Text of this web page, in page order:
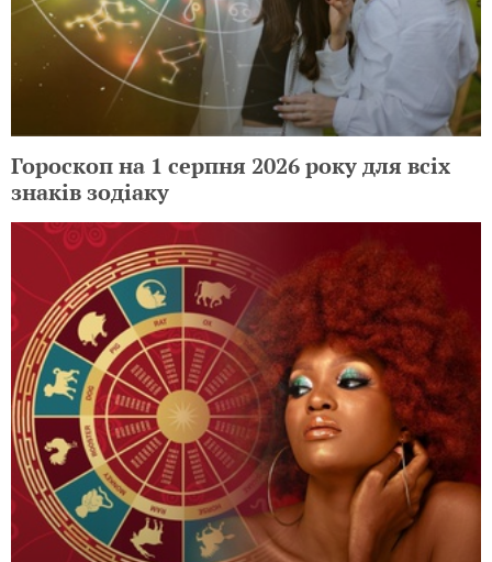
Гороскоп на 2 серпня 2026 року для всіх
знаків зодіаку